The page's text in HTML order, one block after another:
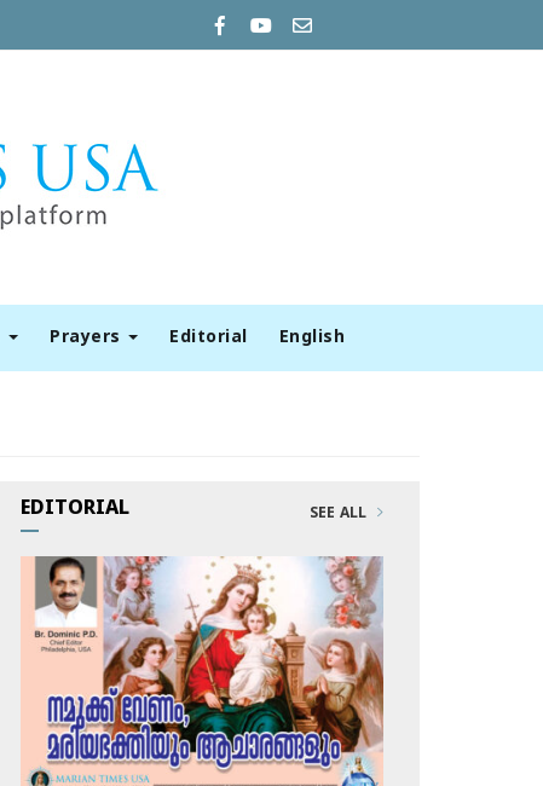
Prayers Editorial English
EDITORIAL SEE ALL